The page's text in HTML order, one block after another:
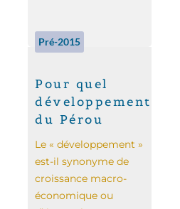
Pré-2015
Pour quel
développement
du Pérou
Le « développement »
est-il synonyme de
croissance macro-
économique ou